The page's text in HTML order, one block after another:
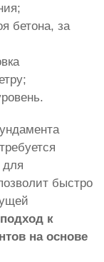
бетона, за
для
быстро
к
на основе